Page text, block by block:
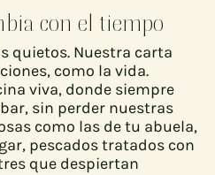
con el tiempo
quietos. Nuestra carta
como la vida.
viva, donde siempre
sin perder nuestras
como las de tu abuela,
pescados tratados con
que despiertan